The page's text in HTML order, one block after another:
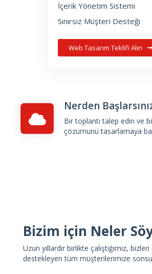
İçerik Yönetim Sistemi
Sınırsız Müşteri Desteği
Web Tasarım Teklifi Alın
Nerden
Bir toplantı talep edin ve
çözümünü tasarlamaya
Bizim için Neler
Uzun yıllardır birlikte çalıştığımız,
destekleyen tüm müşterilerimize